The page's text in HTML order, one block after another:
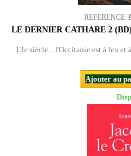
REFERENCE:
LE DERNIER CATHARE 2
13e siècle... l'Occitanie est à feu et
Ajouter au